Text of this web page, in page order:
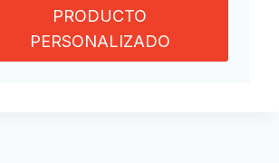
PRODUCTO
PERSONALIZADO